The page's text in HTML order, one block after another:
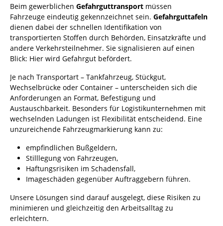
Beim gewerblichen Gefahrguttransport müssen
Fahrzeuge eindeutig gekennzeichnet sein. Gefahrguttafeln
dienen dabei der schnellen Identifikation von
transportierten Stoffen durch Behörden, Einsatzkräfte und
andere Verkehrsteilnehmer. Sie signalisieren auf einen
Blick: Hier wird Gefahrgut befördert.
Je nach Transportart – Tankfahrzeug, Stückgut,
Wechselbrücke oder Container – unterscheiden sich die
Anforderungen an Format, Befestigung und
Austauschbarkeit. Besonders für Logistikunternehmen mit
wechselnden Ladungen ist Flexibilität entscheidend. Eine
unzureichende Fahrzeugmarkierung kann zu:
empfindlichen Bußgeldern,
Stilllegung von Fahrzeugen,
Haftungsrisiken im Schadensfall,
Imageschäden gegenüber Auftraggebern führen.
Unsere Lösungen sind darauf ausgelegt, diese Risiken zu
minimieren und gleichzeitig den Arbeitsalltag zu
erleichtern.